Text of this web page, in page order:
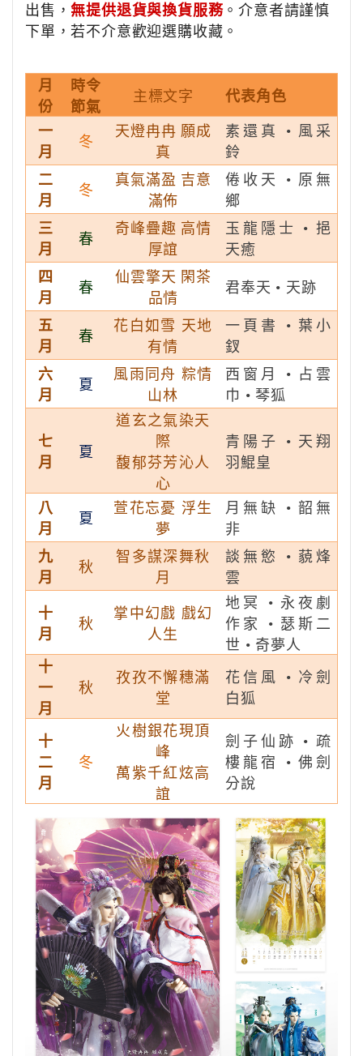
出售，無提供退貨與換貨服務。介意者請謹慎
下單，若不介意歡迎選購收藏。
月
份
時令
節氣
主標文字 代表角色
一
月
冬
天燈冉冉 願成
真
素還真 • 風采
鈴
二
月
冬
真氣滿盈 吉意
滿佈
倦收天 • 原無
鄉
三
月
春
奇峰疊趣 高情
厚誼
玉龍隱士 • 挹
天癒
四
月
春
仙雲擎天 閑茶
品情
君奉天 • 天跡
五
月
春
花白如雪 天地
有情
一頁書 • 葉小
釵
六
月
夏
風雨同舟 粽情
山林
西窗月 • 占雲
巾 • 琴狐
七
月
夏
道玄之氣染天
際
馥郁芬芳沁人
心
青陽子 • 天翔
羽鯤皇
八
月
夏
萱花忘憂 浮生
夢
月無缺 • 韶無
非
九
月
秋
智多謀深舞秋
月
談無慾 • 藐烽
雲
十
月
秋
掌中幻戲 戲幻
人生
地冥 • 永夜劇
作家 • 瑟斯二
世 • 奇夢人
十
一
月
秋
孜孜不懈穗滿
堂
花信風 • 冷劍
白狐
十
二
月
冬
火樹銀花現頂
峰
萬紫千紅炫高
誼
劍子仙跡 • 疏
樓龍宿 • 佛劍
分說